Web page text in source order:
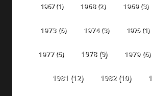
1967(1) 1968(2) 1969(3)
1973(6) 1974(3) 1975(1)
1977(5) 1978(9) 1979(6)
1981 (12) 1982(10)